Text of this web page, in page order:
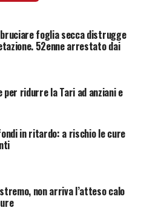
bruciare foglia secca distrugge
52enne arrestato dai
per ridurre la Tari ad anziani e
in ritardo: a rischio le cure
non arriva l’atteso calo